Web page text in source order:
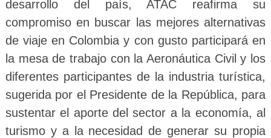
desarrollo del país, ATAC reafirma su
compromiso en buscar las mejores alternativas
de viaje en Colombia y con gusto participará en
la mesa de trabajo con la Aeronáutica Civil y los
diferentes participantes de la industria turística,
sugerida por el Presidente de la República, para
sustentar el aporte del sector a la economía, al
turismo y a la necesidad de generar su propia